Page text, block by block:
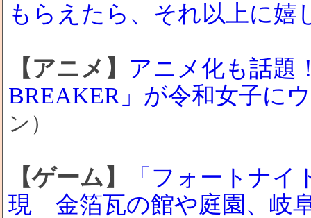
もらえたら、それ以上に嬉
【アニメ】 アニメ化も話題
BREAKER」が令和女子に
ン）
【ゲーム】
「フォートナ
現 金箔瓦の館や庭園、岐